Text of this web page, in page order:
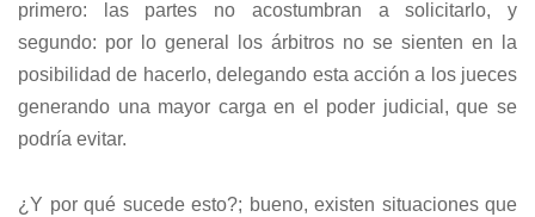
primero: las partes no acostumbran a solicitarlo, y
segundo: por lo general los árbitros no se sienten en la
posibilidad de hacerlo, delegando esta acción a los jueces
generando una mayor carga en el poder judicial, que se
podría evitar.
¿Y por qué sucede esto?; bueno, existen situaciones que